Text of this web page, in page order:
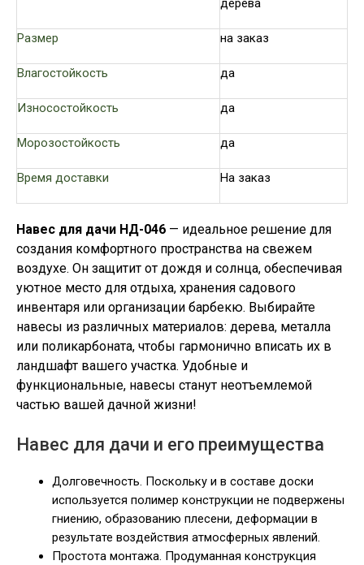
дерева
Размер на заказ
Влагостойкость да
Износостойкость да
Морозостойкость да
Время доставки На заказ
Навес для дачи НД-046 — идеальное решение для
создания комфортного пространства на свежем
воздухе. Он защитит от дождя и солнца, обеспечивая
уютное место для отдыха, хранения садового
инвентаря или организации барбекю. Выбирайте
навесы из различных материалов: дерева, металла
или поликарбоната, чтобы гармонично вписать их в
ландшафт вашего участка. Удобные и
функциональные, навесы станут неотъемлемой
частью вашей дачной жизни!
Навес для дачи и его преимущества
Долговечность. Поскольку и в составе доски
используется полимер конструкции не подвержены
гниению, образованию плесени, деформации в
результате воздействия атмосферных явлений.
Простота монтажа. Продуманная конструкция